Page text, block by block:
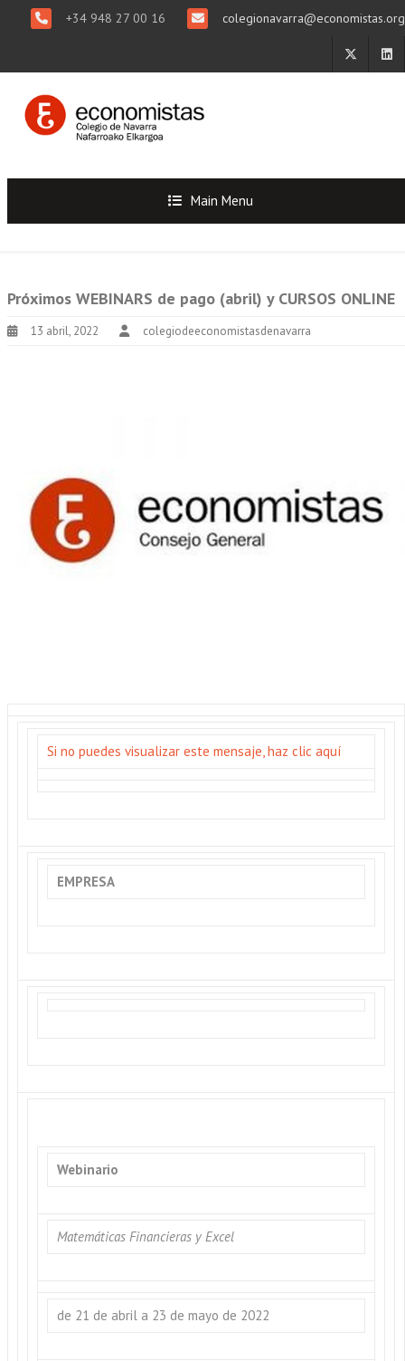
+34 948 27 00 16 colegionavarra@economistas.org
Main Menu
Próximos WEBINARS de pago (abril) y CURSOS ONLINE
13 abril, 2022 colegiodeeconomistasdenavarra
Si no puedes visualizar este mensaje, haz clic aquí
EMPRESA
Webinario
Matemáticas Financieras y Excel
de 21 de abril a 23 de mayo de 2022